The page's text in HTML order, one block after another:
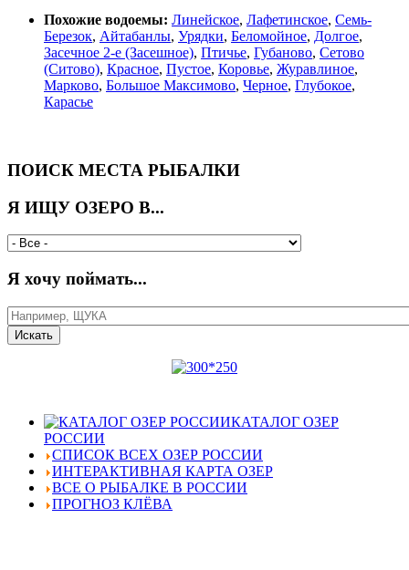
Похожие водоемы: Линейское, Лафетинское, Семь-
Березок, Айтабанлы, Урядки, Беломойное, Долгое,
Засечное 2-е (Засешное), Птичье, Губаново, Сетово
(Ситово), Красное, Пустое, Коровье, Журавлиное,
Марково, Большое Максимово, Черное, Глубокое,
Карасье
ПОИСК МЕСТА РЫБАЛКИ
Я ИЩУ ОЗЕРО В...
Я хочу поймать...
КАТАЛОГ ОЗЕР
РОССИИ
СПИСОК ВСЕХ ОЗЕР РОССИИ
ИНТЕРАКТИВНАЯ КАРТА ОЗЕР
ВСЕ О РЫБАЛКЕ В РОССИИ
ПРОГНОЗ КЛЁВА